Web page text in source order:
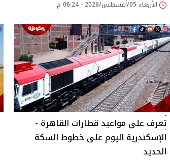
الأربعاء 05/أغسطس/2026 - 06:24 م
تعرف على مواعيد قطارات القاهرة -
الإسكندرية اليوم على خطوط السكة
الحديد